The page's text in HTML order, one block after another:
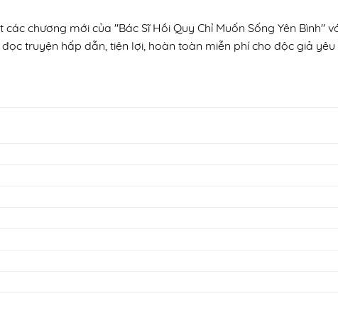
chương mới của "Bác Sĩ Hồi Quy Chỉ Muốn Sống Yên Bình"
truyện hấp dẫn, tiện lợi, hoàn toàn miễn phí cho độc giả